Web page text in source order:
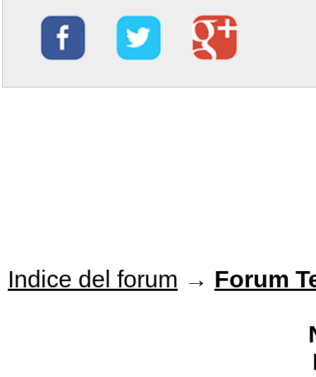
Indice del forum → Forum